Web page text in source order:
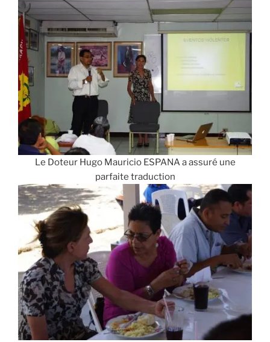
Le Doteur Hugo Mauricio ESPANA a assuré une
parfaite traduction